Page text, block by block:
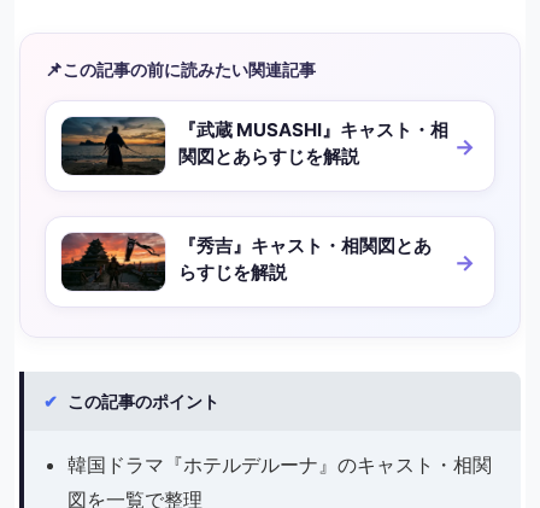
📌この記事の前に読みたい関連記事
『武蔵 MUSASHI』キャスト・相
関図とあらすじを解説
『秀吉』キャスト・相関図とあ
らすじを解説
✔ この記事のポイント
韓国ドラマ『ホテルデルーナ』のキャスト・相関
図を一覧で整理